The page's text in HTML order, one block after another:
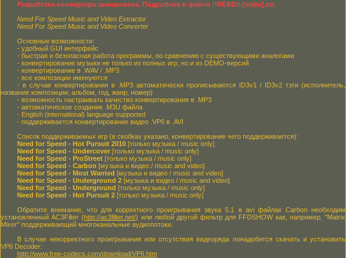
Разработка конвертера заморожена. Подробнее в файле !!READ!!.[en|ru].txt.
Need For Speed Music and Video Extractor
Need For Speed Music and Video Converter
Основные возможности:
- удобный GUI интерфейс
- быстрая и безопасная работа программы, по сравнению с существующими аналогами
- конвертирование музыки не только из полных игр, но и из DEMO-версий
- конвертирование в .WAV / .MP3
- все композиции именуются
- в случае конвертирования в .MP3 автоматически прописываются ID3v1 / ID3v2 тэги (исполнитель,
название композиции, альбом, год, жанр, номер)
- возможность настраивать качество конвертирования в .MP3
- автоматическое создание .M3U файла
- English (international) language supported
- поддерживается конвертирование видео .VP6 в .AVI
Список поддерживаемых игр (в скобках указано, конвертирование чего поддерживается):
Need for Speed - Hot Pursuit 2010[только музыка / music only]
Need for Speed - Undercover[только музыка / music only]
Need for Speed - ProStreet[только музыка / music only]
Need for Speed - Carbon [музыка и видео / music and video]
Need for Speed - Most Wanted [музыка и видео / music and video]
Need for Speed - Underground 2[музыка и видео / music and video]
Need for Speed - Underground [только музыка / music only]
Need for Speed - Hot Pursuit 2[только музыка / music only]
Обратите внимание, что для корректного проигрывания звука 5.1 в avi файлах Carbon необходим
установленный AC3Filter (http://ac3filter.net/) или любой другой фильтр для FFDSHOW как, например, "Matrix
Mixer" поддерживающий многоканальные аудиопотоки.
В случае некорректного проигрывания или отсутствия видеоряда понадобится скачать и установить
VP6 Decoder:
http://www.free-codecs.com/download/VP6.htm